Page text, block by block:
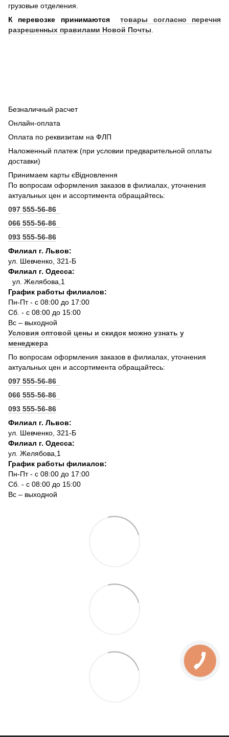
грузовые отделения.
К перевозке принимаютсятовары согласно перечня
разрешенных правилами Новой Почты
Безналичный расчет
Онлайн-оплата
Оплата по реквизитам на ФЛП
Наложенный платеж (при условии предварительной оплаты
доставки)
Принимаем карты єВідновлення
По вопросам оформления заказов в филиалах, уточнения
актуальных цен и ассортимента обращайтесь:
097 555-56-86
066 555-56-86
093 555-56-86
Филиал г. Львов:
ул. Шевченко, 321-Б
Филиал г. Одесса:
ул. Желябова,1
График работы филиалов:
Пн-Пт - с 08:00 до 17:00
Сб. - с 08:00 до 15:00
Вс – выходной
Условия оптовой цены и скидок можно узнать у
менеджера
По вопросам оформления заказов в филиалах, уточнения
актуальных цен и ассортимента обращайтесь:
097 555-56-86
066 555-56-86
093 555-56-86
Филиал г. Львов:
ул. Шевченко, 321-Б
Филиал г. Одесса:
ул. Желябова,1
График работы филиалов:
Пн-Пт - с 08:00 до 17:00
Сб. - с 08:00 до 15:00
Вс – выходной